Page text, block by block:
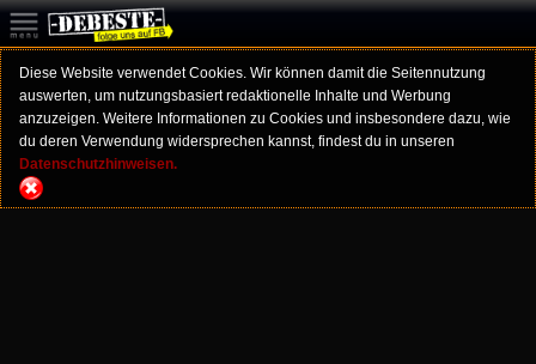
Diese Website verwendet Cookies. Wir können damit die Seitennutzung
auswerten, um nutzungsbasiert redaktionelle Inhalte und Werbung
anzuzeigen. Weitere Informationen zu Cookies und insbesondere dazu, wie
du deren Verwendung widersprechen kannst, findest du in unseren
Datenschutzhinweisen.